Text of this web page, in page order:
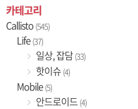
카테고리
Callisto (545)
Life (37)
일상, 잡담 (33)
핫이슈 (4)
Mobile (5)
안드로이드 (4)